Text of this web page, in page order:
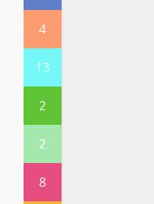
4
13
2
2
8